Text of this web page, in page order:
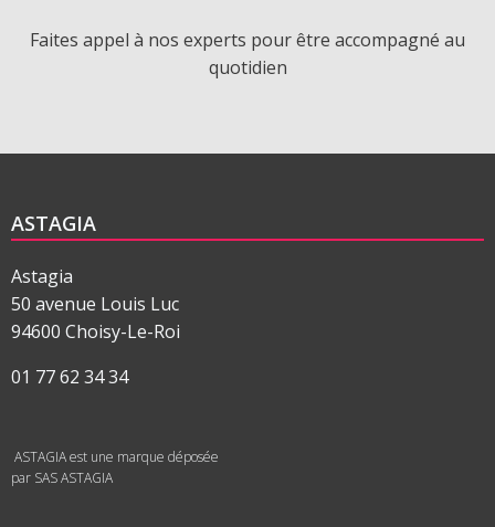
Faites appel à nos experts pour être accompagné au
quotidien
ASTAGIA
Astagia
50 avenue Louis Luc
94600 Choisy-Le-Roi
01 77 62 34 34
ASTAGIA est une marque déposée
par SAS ASTAGIA